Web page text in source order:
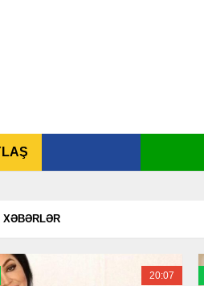
XƏBƏRLƏR
20:07